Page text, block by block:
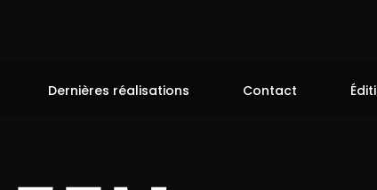
Dernières réalisations Contact